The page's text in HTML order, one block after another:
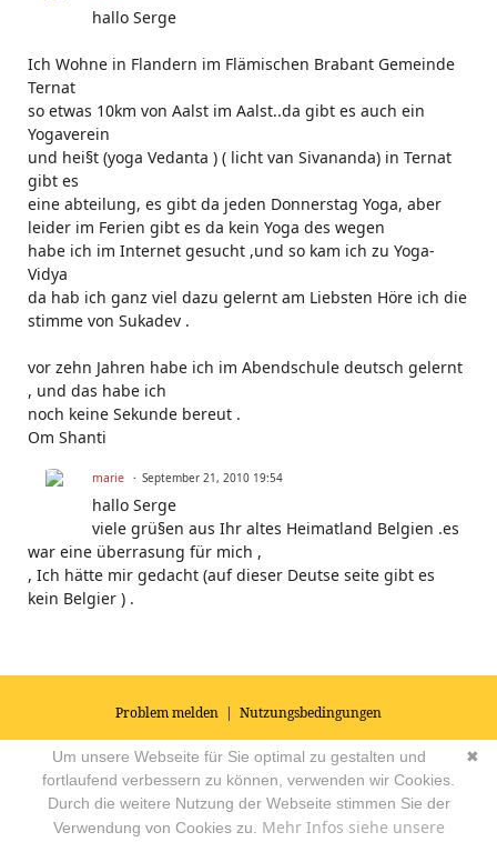
hallo Serge
Ich Wohne in Flandern im Flämischen Brabant Gemeinde
Ternat
so etwas 10km von Aalst im Aalst..da gibt es auch ein
Yogaverein
und hei§t (yoga Vedanta ) ( licht van Sivananda) in Ternat
gibt es
eine abteilung, es gibt da jeden Donnerstag Yoga, aber
leider im Ferien gibt es da kein Yoga des wegen
habe ich im Internet gesucht ,und so kam ich zu Yoga-
Vidya
da hab ich ganz viel dazu gelernt am Liebsten Höre ich die
stimme von Sukadev .
vor zehn Jahren habe ich im Abendschule deutsch gelernt
, und das habe ich
noch keine Sekunde bereut .
Om Shanti
marie September 21, 2010 19:54
hallo Serge
viele grü§en aus Ihr altes Heimatland Belgien .es
war eine überrasung für mich ,
, Ich hätte mir gedacht (auf dieser Deutse seite gibt es
kein Belgier ) .
Problem melden | Nutzungsbedingungen
© 2026Impressum|Datenschutz|AGB's| Yoga Vidya Community -
Forum für Yoga, Meditation und Ayurveda Powered by
✖
Um unsere Webseite für Sie optimal zu gestalten und
fortlaufend verbessern zu können, verwenden wir Cookies.
Durch die weitere Nutzung der Webseite stimmen Sie der
Verwendung von Cookies zu. Mehr Infos siehe unsere